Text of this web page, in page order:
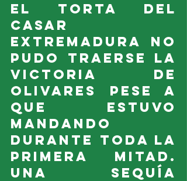
El Torta del
Casar
Extremadura no
pudo traerse la
victoria de
Olivares pese a
que estuvo
mandando
durante toda la
primera mitad.
Una sequía